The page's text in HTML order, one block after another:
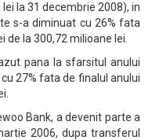
la 31 decembrie 2008), in
s-a diminuat cu 26% fata
de la 300,72 milioane lei.
pana la sfarsitul anului
27% fata de finalul anului
Bank, a devenit parte a
2006, dupa transferul